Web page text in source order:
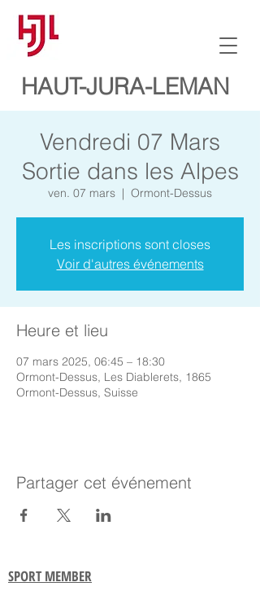
HAUT-JURA-LEMAN
Vendredi 07 Mars
Sortie dans les Alpes
ven. 07 mars
  |
Ormont-Dessus
Les inscriptions sont closes
Voir d'autres événements
Heure et lieu
07 mars 2025, 06:45 – 18:30
Ormont-Dessus, Les Diablerets, 1865
Ormont-Dessus, Suisse
Partager cet événement
SPORT MEMBER